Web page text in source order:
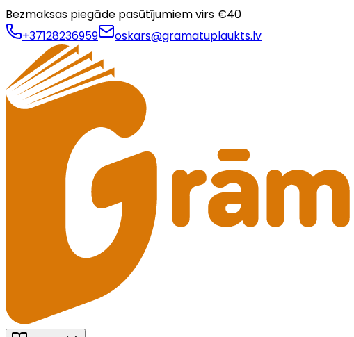
Bezmaksas piegāde pasūtījumiem virs €40
+37128236959
oskars@gramatuplaukts.lv